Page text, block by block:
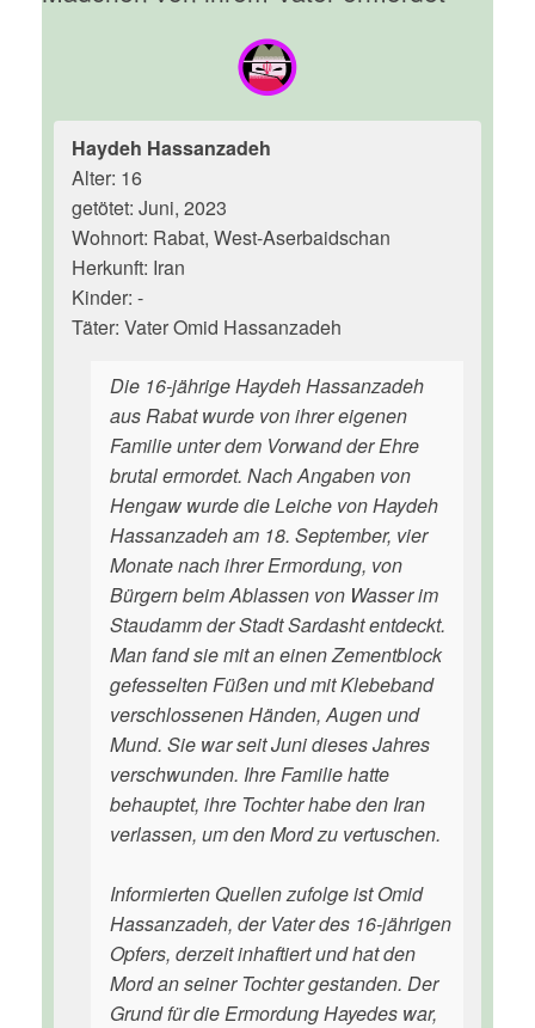
Haydeh Hassanzadeh
Alter: 16
getötet: Juni, 2023
Wohnort: Rabat, West-Aserbaidschan
Herkunft: Iran
Kinder: -
Täter: Vater Omid Hassanzadeh
Die 16-jährige Haydeh Hassanzadeh
aus Rabat wurde von ihrer eigenen
Familie unter dem Vorwand der Ehre
brutal ermordet. Nach Angaben von
Hengaw wurde die Leiche von Haydeh
Hassanzadeh am 18. September, vier
Monate nach ihrer Ermordung, von
Bürgern beim Ablassen von Wasser im
Staudamm der Stadt Sardasht entdeckt.
Man fand sie mit an einen Zementblock
gefesselten Füßen und mit Klebeband
verschlossenen Händen, Augen und
Mund. Sie war seit Juni dieses Jahres
verschwunden. Ihre Familie hatte
behauptet, ihre Tochter habe den Iran
verlassen, um den Mord zu vertuschen.
Informierten Quellen zufolge ist Omid
Hassanzadeh, der Vater des 16-jährigen
Opfers, derzeit inhaftiert und hat den
Mord an seiner Tochter gestanden. Der
Grund für die Ermordung Hayedes war,